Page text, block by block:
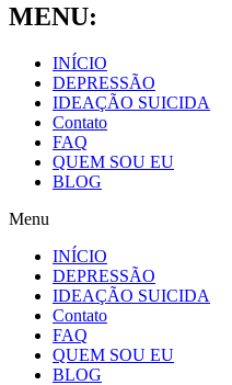
MENU:
INÍCIO
DEPRESSÃO
IDEAÇÃO SUICIDA
Contato
FAQ
QUEM SOU EU
BLOG
Menu
INÍCIO
DEPRESSÃO
IDEAÇÃO SUICIDA
Contato
FAQ
QUEM SOU EU
BLOG